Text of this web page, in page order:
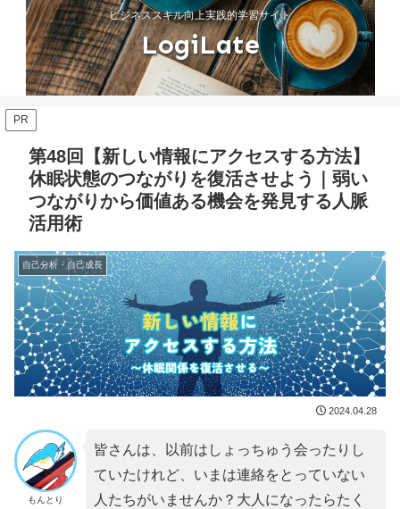
ビジネススキル向上実践的学習サイト
LogiLate
PR
第48回【新しい情報にアクセスする方法】
休眠状態のつながりを復活させよう｜弱い
つながりから価値ある機会を発見する人脈
活用術
自己分析・自己成長
2024.04.28
もんとり
皆さんは、以前はしょっちゅう会ったりし
ていたけれど、いまは連絡をとっていない
人たちがいませんか？大人になったらたく